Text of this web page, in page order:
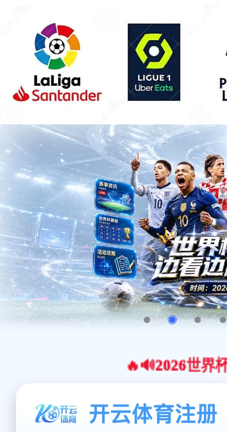
🔥🔊2026世界杯官网